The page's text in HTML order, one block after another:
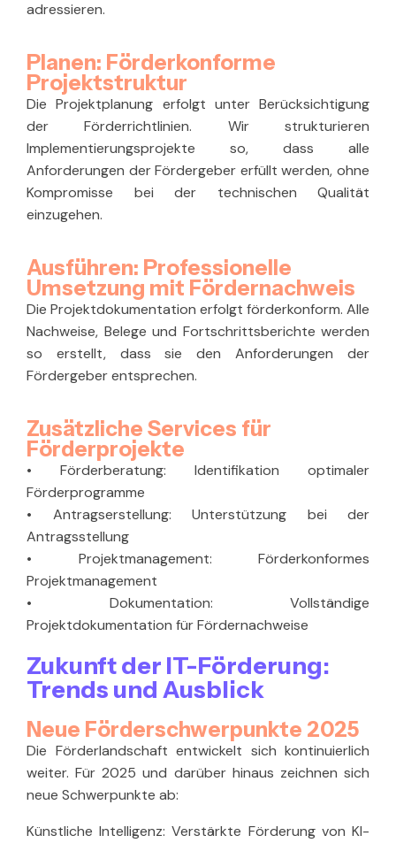
adressieren.
Planen: Förderkonforme
Projektstruktur
Die Projektplanung erfolgt unter Berücksichtigung
der Förderrichtlinien. Wir strukturieren
Implementierungsprojekte so, dass alle
Anforderungen der Fördergeber erfüllt werden, ohne
Kompromisse bei der technischen Qualität
einzugehen.
Ausführen: Professionelle
Umsetzung mit Fördernachweis
Die Projektdokumentation erfolgt förderkonform. Alle
Nachweise, Belege und Fortschrittsberichte werden
so erstellt, dass sie den Anforderungen der
Fördergeber entsprechen.
Zusätzliche Services für
Förderprojekte
• Förderberatung: Identifikation optimaler
Förderprogramme
• Antragserstellung: Unterstützung bei der
Antragsstellung
• Projektmanagement: Förderkonformes
Projektmanagement
• Dokumentation: Vollständige
Projektdokumentation für Fördernachweise
Zukunft der IT-Förderung:
Trends und Ausblick
Neue Förderschwerpunkte 2025
Die Förderlandschaft entwickelt sich kontinuierlich
weiter. Für 2025 und darüber hinaus zeichnen sich
neue Schwerpunkte ab:
Künstliche Intelligenz: Verstärkte Förderung von KI-